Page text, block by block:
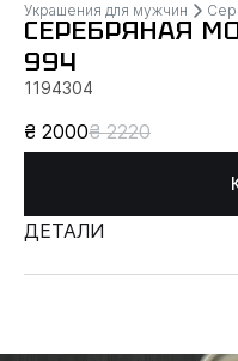
Украшения для мужчин
СЕРЕБРЯНАЯ
994
1194304
₴ 2000₴ 2220
ДЕТАЛИ